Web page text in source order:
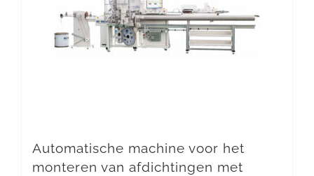
Automatische machine voor het
monteren van afdichtingen met